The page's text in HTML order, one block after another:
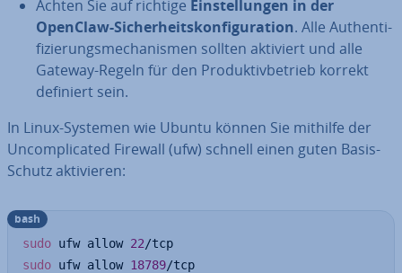
Achten Sie auf richtige Ein­stel­lun­gen in der
OpenClaw-Si­cher­heits­kon­fi­gu­ra­ti­on. Alle Au­then­ti­
fi­zie­rungs­me­cha­nis­men sollten aktiviert und alle
Gateway-Regeln für den Pro­duk­tiv­be­trieb korrekt
definiert sein.
In Linux-Systemen wie Ubuntu können Sie mithilfe der
Un­com­pli­ca­ted Firewall (ufw) schnell einen guten Basis-
Schutz ak­ti­vie­ren:
sudo ufw allow 22
sudo ufw allow 18789
bash